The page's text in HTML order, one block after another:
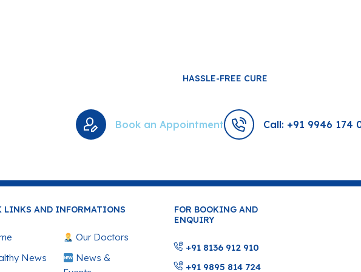
HASSLE-FREE CURE
Book an Appointment Call: +91 9946 174
LINKS AND INFORMATIONS
Our Doctors
News
News &
FOR BOOKING AND
ENQUIRY
+91 8136 912 910
+91 9895 814 724